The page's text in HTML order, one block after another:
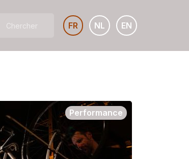
FR NL EN
Performance